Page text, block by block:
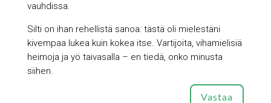
vauhdissa.
Silti on ihan rehellistä sanoa: tästä oli mielestäni
kivempaa lukea kuin kokea itse. Vartijoita, vihamielisiä
heimoja ja yö taivasalla – en tiedä, onko minusta
siihen.
Vastaa